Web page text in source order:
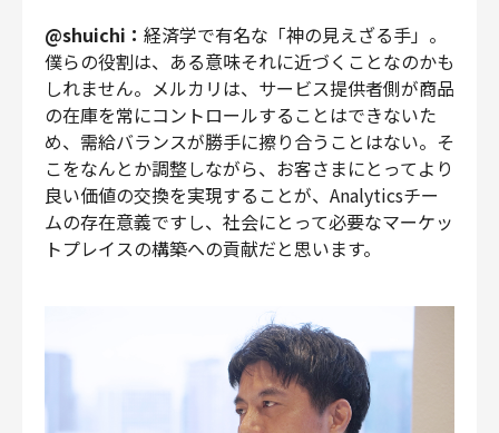
@shuichi： 経済学で有名な「神の見えざる手」。
僕らの役割は、ある意味それに近づくことなのかも
しれません。メルカリは、サービス提供者側が商品
の在庫を常にコントロールすることはできないた
め、需給バランスが勝手に擦り合うことはない。そ
こをなんとか調整しながら、お客さまにとってより
良い価値の交換を実現することが、Analyticsチー
ムの存在意義ですし、社会にとって必要なマーケッ
トプレイスの構築への貢献だと思います。